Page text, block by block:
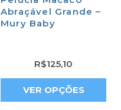
Abraçável Grande –
Mury Baby
R$125,10
VER OPÇÕES